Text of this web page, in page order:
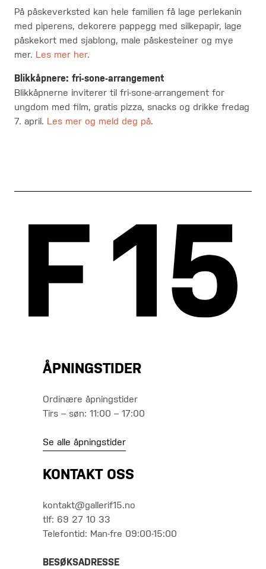
På påskeverksted kan hele familien få lage perlekanin
med piperens, dekorere pappegg med silkepapir, lage
påskekort med sjablong, male påskesteiner og mye
mer. Les mer her.
Blikkåpnere: fri-sone-arrangement
Blikkåpnerne inviterer til fri-sone-arrangement for
ungdom med film, gratis pizza, snacks og drikke fredag
7. april. Les mer og meld deg på.
ÅPNINGSTIDER
Ordinære åpningstider
Tirs – søn: 11:00 – 17:00
Se alle åpningstider
KONTAKT OSS
kontakt@gallerif15.no
tlf: 69 27 10 33
Telefontid: Man-fre 09:00-15:00
BESØKSADRESSE